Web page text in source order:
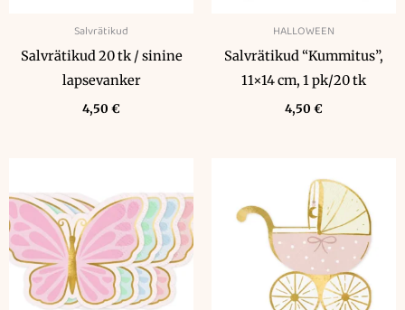
Salvrätikud
Salvrätikud 20 tk / sinine
lapsevanker
4,50 €
HALLOWEEN
Salvrätikud “Kummitus”,
11×14 cm, 1 pk/20 tk
4,50 €